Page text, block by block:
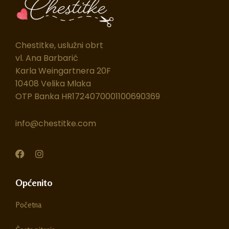
Chestitke, uslužni obrt
vl. Ana Barbarić
Karla Weingartnera 20F
10408 Velika Mlaka
OTP Banka HR1724070001100690369
info@chestitke.com
F
e
b
o
I
t
r
Općenito
Početna